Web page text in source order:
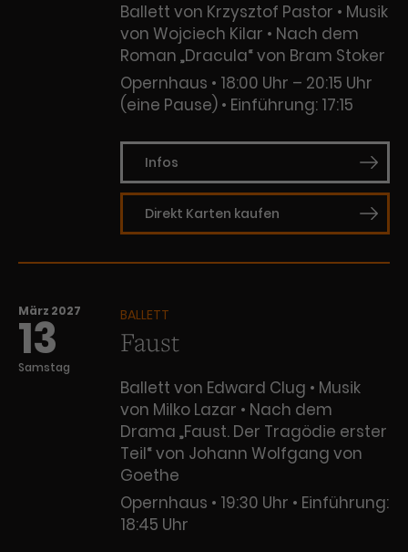
Ballett von Krzysztof Pastor • Musik
von Wojciech Kilar • Nach dem
Roman „Dracula“ von Bram Stoker
Opernhaus
18:00 Uhr – 20:15 Uhr
(eine Pause)
Einführung: 17:15
Infos
Direkt Karten kaufen
März 2027
13
Samstag
BALLETT
Faust
Ballett von Edward Clug • Musik
von Milko Lazar • Nach dem
Drama „Faust. Der Tragödie erster
Teil“ von Johann Wolfgang von
Goethe
Opernhaus
19:30 Uhr
Einführung:
18:45 Uhr